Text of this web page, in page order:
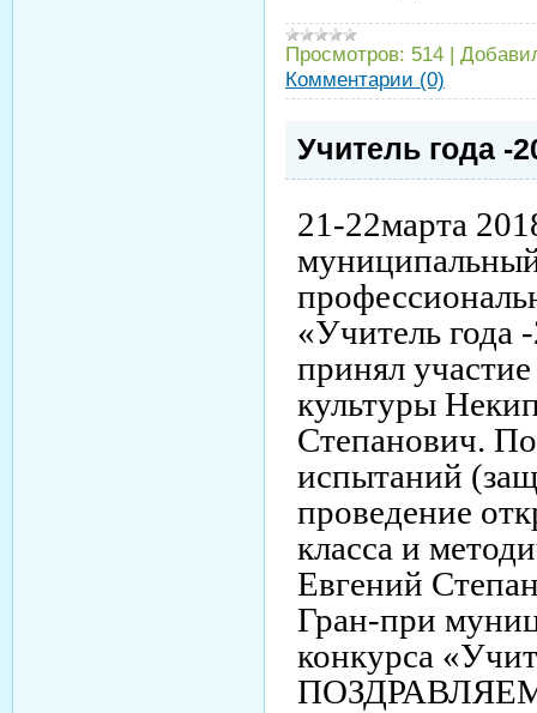
Просмотров: 514 |
Комментарии (0)
Учитель года -
21-22марта
«Учитель года
принял
культуры
Степанович. По
испытаний
проведение
класса и
Евгений
Гран-при
конкурса